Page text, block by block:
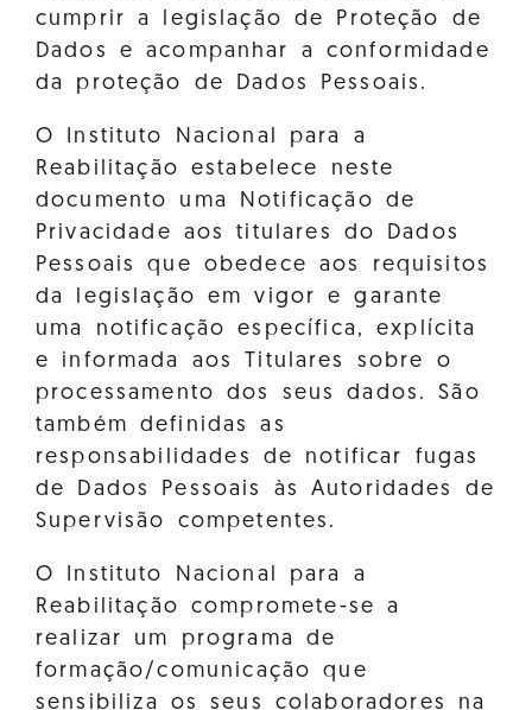
cumprir a legislação de Proteção de
Dados e acompanhar a conformidade
da proteção de Dados Pessoais.
O Instituto Nacional para a
Reabilitação estabelece neste
documento uma Notificação de
Privacidade aos titulares do Dados
Pessoais que obedece aos requisitos
da legislação em vigor e garante
uma notificação específica, explícita
e informada aos Titulares sobre o
processamento dos seus dados. São
também definidas as
responsabilidades de notificar fugas
de Dados Pessoais às Autoridades de
Supervisão competentes.
O Instituto Nacional para a
Reabilitação compromete-se a
realizar um programa de
formação/comunicação que
sensibiliza os seus colaboradores na